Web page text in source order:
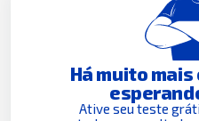
Há muito
Ative seu teste